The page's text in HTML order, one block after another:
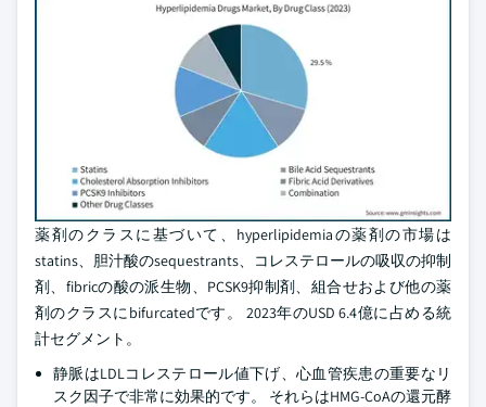
薬剤のクラスに基づいて、hyperlipidemiaの薬剤の市場は
statins、胆汁酸のsequestrants、コレステロールの吸収の抑制
剤、fibricの酸の派生物、PCSK9抑制剤、組合せおよび他の薬
剤のクラスにbifurcatedです。 2023年のUSD 6.4億に占める統
計セグメント。
静脈はLDLコレステロール値下げ、心血管疾患の重要なリ
スク因子で非常に効果的です。 それらはHMG-CoAの還元酵